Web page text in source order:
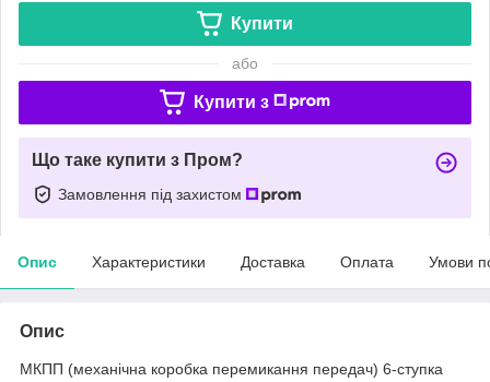
Купити
або
Купити з
Що таке купити з Пром?
Замовлення під захистом
Опис Характеристики Доставка Оплата Умови
Опис
МКПП (механічна коробка перемикання передач) 6-ступка